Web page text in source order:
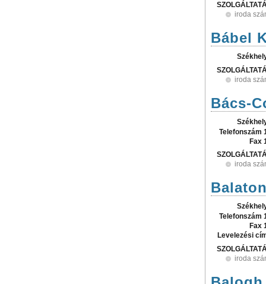
iroda
Bábel
iroda
Bács-
Telefonszám
Fax
iroda
Telefonszám
Fax
Levelezési
iroda